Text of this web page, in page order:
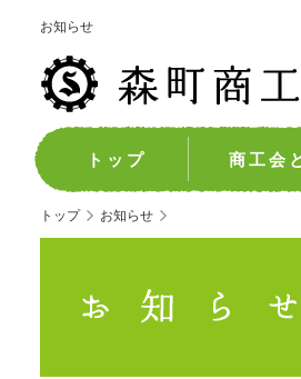
お知らせ
トップ 商工会
トップ お知らせ